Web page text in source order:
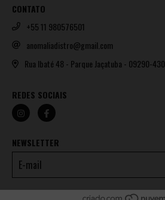
CONTATO
+55 11 980576501
anomaliadistro@gmail.com
Rua Ibaté 48 - Parque Jaçatuba - 09290-430
REDES SOCIAIS
NEWSLETTER